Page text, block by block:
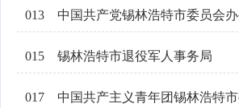
013 中国共产党锡林浩特市委员会
015 锡林浩特市退役军人事务局
017 中国共产主义青年团锡林浩特